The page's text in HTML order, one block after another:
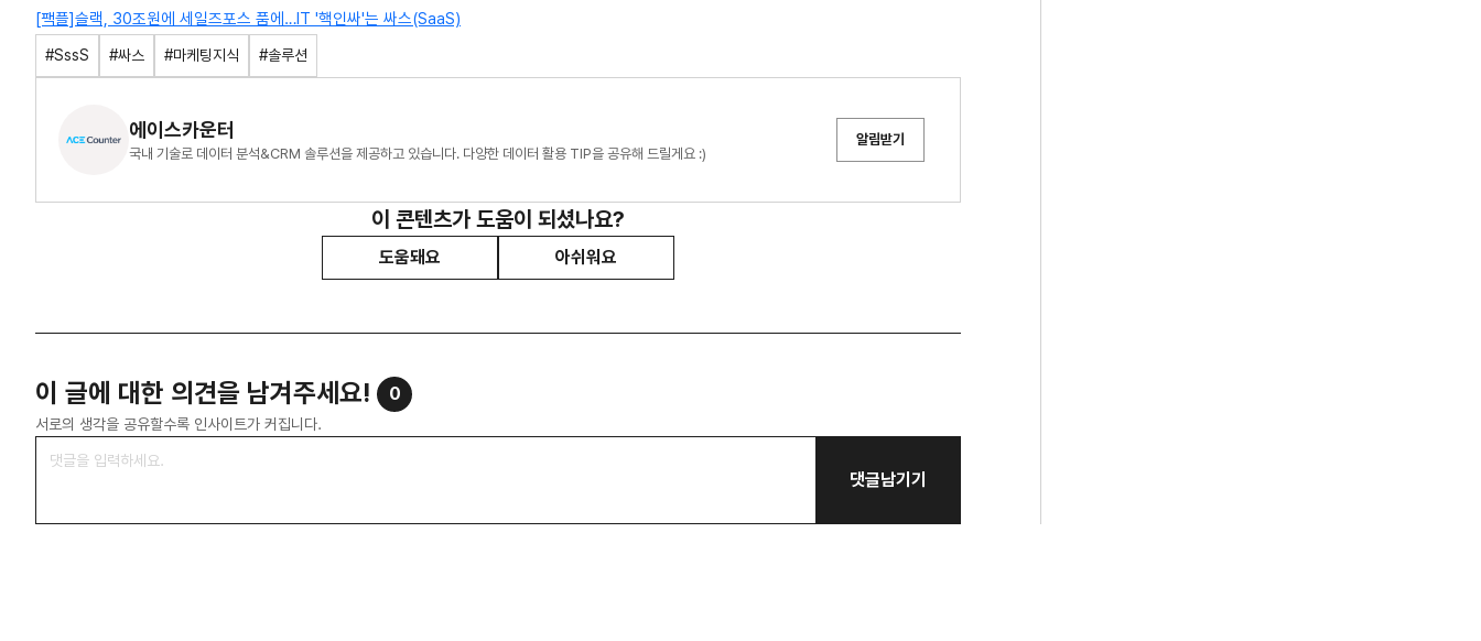
[팩플]슬랙, 30조원에 세일즈포스 품에…IT '핵인싸'는 싸스(SaaS)
#SssS #싸스 #마케팅지식 #솔루션
에이스카운터
국내 기술로 데이터 분석&CRM 솔루션을 제공하고 있습니다. 다양한 데이터 활용 TIP을 공유해 드릴게요 :)
알림받기
이 콘텐츠가 도움이 되셨나요?
도움돼요 아쉬워요
이 글에 대한 의견을 남겨주세요! 0
서로의 생각을 공유할수록 인사이트가 커집니다.
댓글남기기